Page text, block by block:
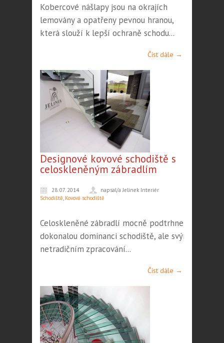
Kobercové nášlapy jsou na okrajích
lemovány a opatřeny pevnou hranou,
která slouží k lepší ochraně schodu...
Číst dále →
Designové kovové schodiště s
celoskleněným zábradlím
28. 07. 2014
napsal/a Jelínek Interiér
Schodiště, Kovová schodiště
Celoskleněné zábradlí mocně podtrhne
dokonalou dominanci schodiště, ale svým
netradičním zpracování...
Číst dále →